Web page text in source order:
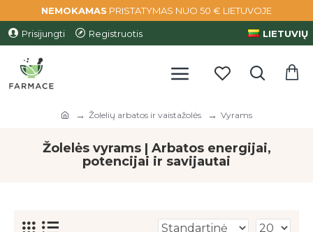
NEMOKAMAS PRISTATYMAS NUO 50 € LIETUVOJE
Prisijungti Registruotis LIETUVIŲ
Žolelių arbatos ir vaistažolės Vyrams
Žolelės vyrams | Arbatos energijai,
potencijai ir savijautai